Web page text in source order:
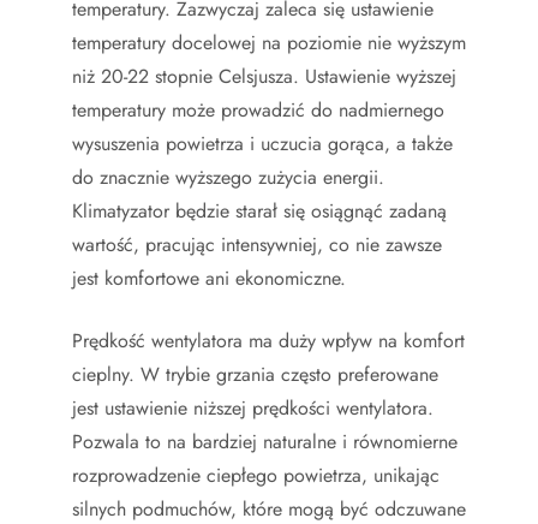
temperatury. Zazwyczaj zaleca się ustawienie
temperatury docelowej na poziomie nie wyższym
niż 20-22 stopnie Celsjusza. Ustawienie wyższej
temperatury może prowadzić do nadmiernego
wysuszenia powietrza i uczucia gorąca, a także
do znacznie wyższego zużycia energii.
Klimatyzator będzie starał się osiągnąć zadaną
wartość, pracując intensywniej, co nie zawsze
jest komfortowe ani ekonomiczne.
Prędkość wentylatora ma duży wpływ na komfort
cieplny. W trybie grzania często preferowane
jest ustawienie niższej prędkości wentylatora.
Pozwala to na bardziej naturalne i równomierne
rozprowadzenie ciepłego powietrza, unikając
silnych podmuchów, które mogą być odczuwane